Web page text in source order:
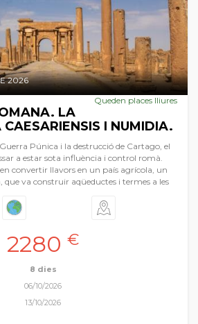
2026
Queden places lliures
LA
I NUMIDIA.
Púnica i la destrucció de Cartago, el
a estar sota influència i control romà.
convertir llavors en un país agrícola, un
va construir aqüeductes i termes a les
es cobriren d'edificis prestigiosos les restes
les delícies dels aficionats a la història i
a Algèria, concretament al nord d’aquest
aquests dies visites inoblidables seguint
i les seues restes monumentals a més
etc. Un univers ple de meravelles que
i viscudes. Tota una expedició nord-africana
2280 €
8 dies
06/10/2026
13/10/2026